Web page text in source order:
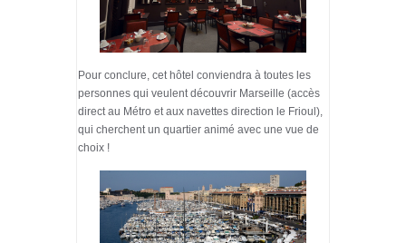
Pour conclure, cet hôtel conviendra à toutes les
personnes qui veulent découvrir Marseille (accès
direct au Métro et aux navettes direction le Frioul),
qui cherchent un quartier animé avec une vue de
choix !